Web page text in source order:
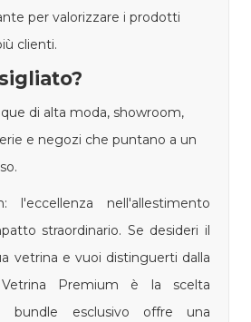
per valorizzare i prodotti
clienti.
di alta moda, showroom,
e negozi che puntano a un
l'eccellenza nell'allestimento
straordinario. Se desideri il
vetrina e vuoi distinguerti dalla
Vetrina Premium è la scelta
bundle esclusivo offre una